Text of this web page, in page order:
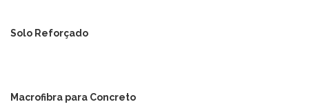
Solo Reforçado
Macrofibra para Concreto